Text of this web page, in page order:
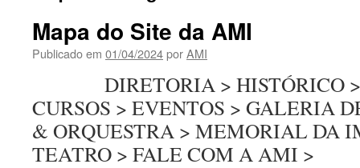
Mapa do Site da AMI
Publicado em 01/04/2024porAMI
DIRETORIA > HISTÓRICO >
CURSOS > EVENTOS > GALERIA
& ORQUESTRA > MEMORIAL DA
TEATRO > FALE COM A AMI >